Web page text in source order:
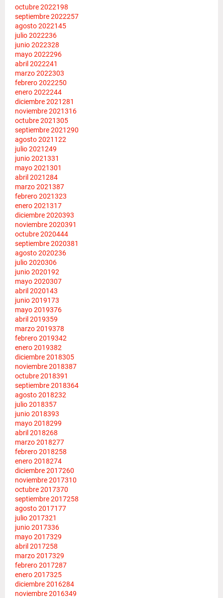
octubre 2022198
septiembre 2022257
agosto 2022145
julio 2022236
junio 2022328
mayo 2022296
abril 2022241
marzo 2022303
febrero 2022250
enero 2022244
diciembre 2021281
noviembre 2021316
octubre 2021305
septiembre 2021290
agosto 2021 122
julio 2021249
junio 2021331
mayo 2021301
abril 2021284
marzo 2021387
febrero 2021323
enero 2021317
diciembre 2020393
noviembre 2020391
octubre 2020444
septiembre 2020381
agosto 2020236
julio 2020306
junio 2020192
mayo 2020307
abril 2020143
junio 2019173
mayo 2019376
abril 2019359
marzo 2019378
febrero 2019342
enero 2019382
diciembre 2018305
noviembre 2018387
octubre 2018391
septiembre 2018364
agosto 2018232
julio 2018357
junio 2018393
mayo 2018299
abril 2018268
marzo 2018277
febrero 2018258
enero 2018274
diciembre 2017260
noviembre 2017310
octubre 2017370
septiembre 2017258
agosto 2017177
julio 2017321
junio 2017336
mayo 2017329
abril 2017258
marzo 2017329
febrero 2017287
enero 2017325
diciembre 2016284
noviembre 2016349